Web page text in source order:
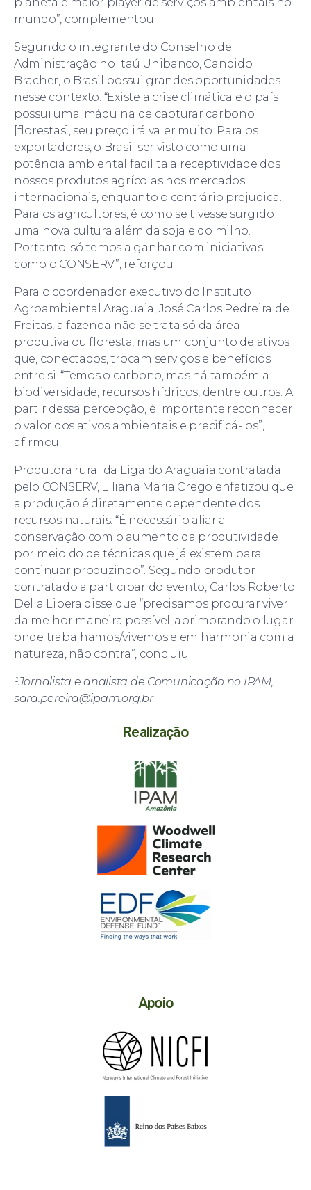
mundo”, complementou.
Segundo o integrante do Conselho de
Administração no Itaú Unibanco, Candido
Bracher, o Brasil possui grandes oportunidades
nesse contexto. “Existe a crise climática e o país
possui uma ‘máquina de capturar carbono’
[florestas], seu preço irá valer muito. Para os
exportadores, o Brasil ser visto como uma
potência ambiental facilita a receptividade dos
nossos produtos agrícolas nos mercados
internacionais, enquanto o contrário prejudica.
Para os agricultores, é como se tivesse surgido
uma nova cultura além da soja e do milho.
Portanto, só temos a ganhar com iniciativas
como o CONSERV”, reforçou.
Para o coordenador executivo do Instituto
Agroambiental Araguaia, José Carlos Pedreira de
Freitas, a fazenda não se trata só da área
produtiva ou floresta, mas um conjunto de ativos
que, conectados, trocam serviços e benefícios
entre si. “Temos o carbono, mas há também a
biodiversidade, recursos hídricos, dentre outros. A
partir dessa percepção, é importante reconhecer
o valor dos ativos ambientais e precificá-los”,
afirmou.
Produtora rural da Liga do Araguaia contratada
pelo CONSERV, Liliana Maria Crego enfatizou que
a produção é diretamente dependente dos
recursos naturais. “É necessário aliar a
conservação com o aumento da produtividade
por meio do de técnicas que já existem para
continuar produzindo”. Segundo produtor
contratado a participar do evento, Carlos Roberto
Della Libera disse que “precisamos procurar viver
da melhor maneira possível, aprimorando o lugar
onde trabalhamos/vivemos e em harmonia com a
natureza, não contra”, concluiu.
¹Jornalista e analista de Comunicação no IPAM,
sara.pereira@ipam.org.br
Realização
Apoio